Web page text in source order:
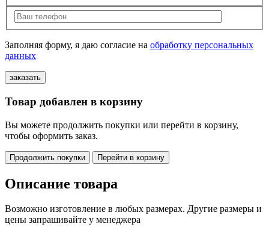
Заполняя форму, я даю согласие на обработку персональных
данных
Товар добавлен в корзину
Вы можете продолжить покупки или перейти в корзину,
чтобы оформить заказ.
Продолжить покупки Перейти в корзину
Описание товара
Возможно изготовление в любых размерах. Другие размеры и
цены запрашивайте у менеджера